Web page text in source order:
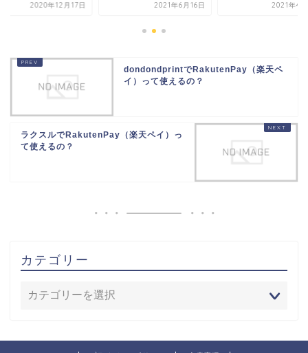
2020年12月17日 2021年6月16日 2021年4
dondondprintでRakutenPay（楽天ペ
イ）って使えるの？
ラクスルでRakutenPay（楽天ペイ）っ
て使えるの？
カテゴリー